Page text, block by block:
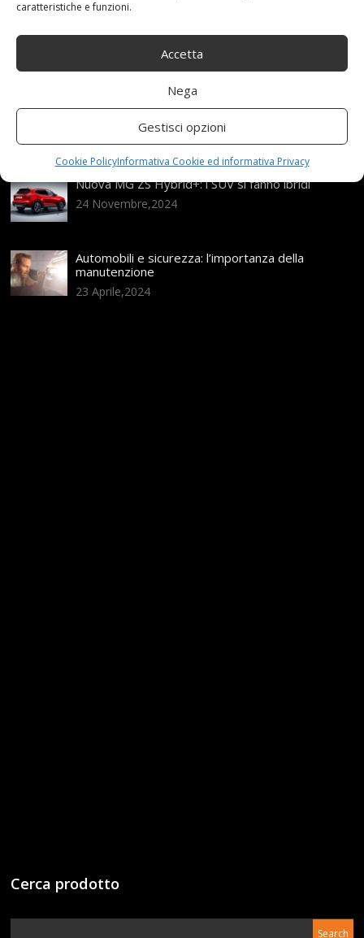
caratteristiche e funzioni.
Accetta
Nega
Gestisci opzioni
Cookie PolicyInformativa Cookie ed informativa Privacy
Assicurazione auto e sostituzione lunotto: le cose
Range Rover: un’icona tra i luxury SUV
25 Novembre,2024
Nuova MG ZS Hybrid+: i SUV si fanno ibridi
24 Novembre,2024
Automobili e sicurezza: l’importanza della
manutenzione
23 Aprile,2024
Cerca prodotto